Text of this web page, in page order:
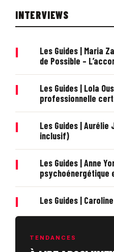
INTERVIEWS
|
Les Guides | Maria
de Possible –
|
Les Guides | Lola
professionnelle
|
Les Guides |
inclusif)
|
Les Guides | Anne
psychoénergétique
| Les Guides |
TENDANCES